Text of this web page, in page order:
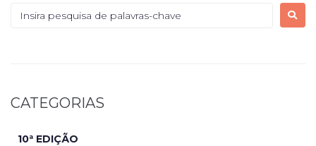
CATEGORIAS
10ª EDIÇÃO